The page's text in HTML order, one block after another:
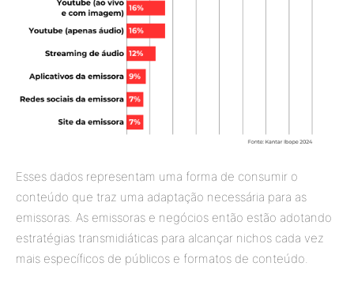
Esses dados representam uma forma de consumir o
conteúdo que traz uma adaptação necessária para as
emissoras. As emissoras e negócios então estão adotando
estratégias transmidiáticas para alcançar nichos cada vez
mais específicos de públicos e formatos de conteúdo.